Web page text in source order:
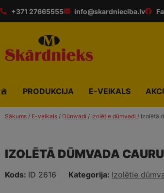
+371 27665555 info@skardnieciba.lv
PRODUKCIJA E-VEIKALS
Sākums / E-veikals / Dūmvadi / Izolētie dūmvadi / Izolētā
IZOLĒTĀ DŪMVADA
Kods: ID 2616 Kategorija: Izolētie